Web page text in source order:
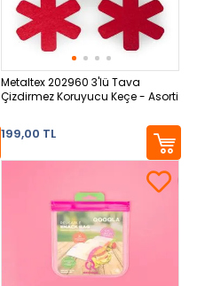
Metaltex 202960 3'lü Tava
Çizdirmez Koruyucu Keçe - Asorti
199,00 TL